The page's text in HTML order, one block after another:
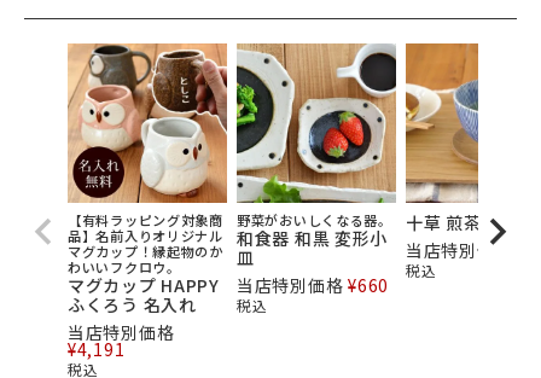
【有料ラッピング対象商
品】名前入りオリジナル
マグカップ！縁起物のか
わいいフクロウ。
マグカップ HAPPY
ふくろう 名入れ
当店特別価格
¥4,191
税込
野菜がおいしくなる器。
和食器 和黒 変形小
皿
当店特別価格 ¥660
税込
十草 煎茶碗
当店特別価格
税込